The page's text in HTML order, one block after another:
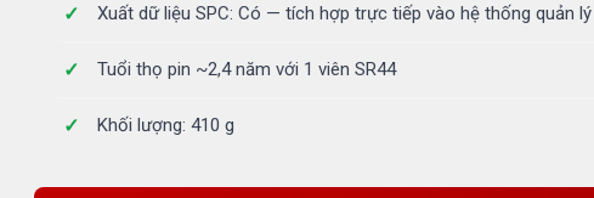
Xuất dữ liệu SPC: Có — tích hợp trực tiếp vào hệ thống quản
Tuổi thọ pin ~2,4 năm với 1 viên SR44
Khối lượng: 410 g